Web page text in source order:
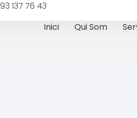
93 137 76 43
Inici
Qui Som